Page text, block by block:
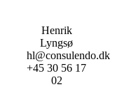
Henrik
Lyngsø
hl@consulendo.dk
+45 30 56 17
02